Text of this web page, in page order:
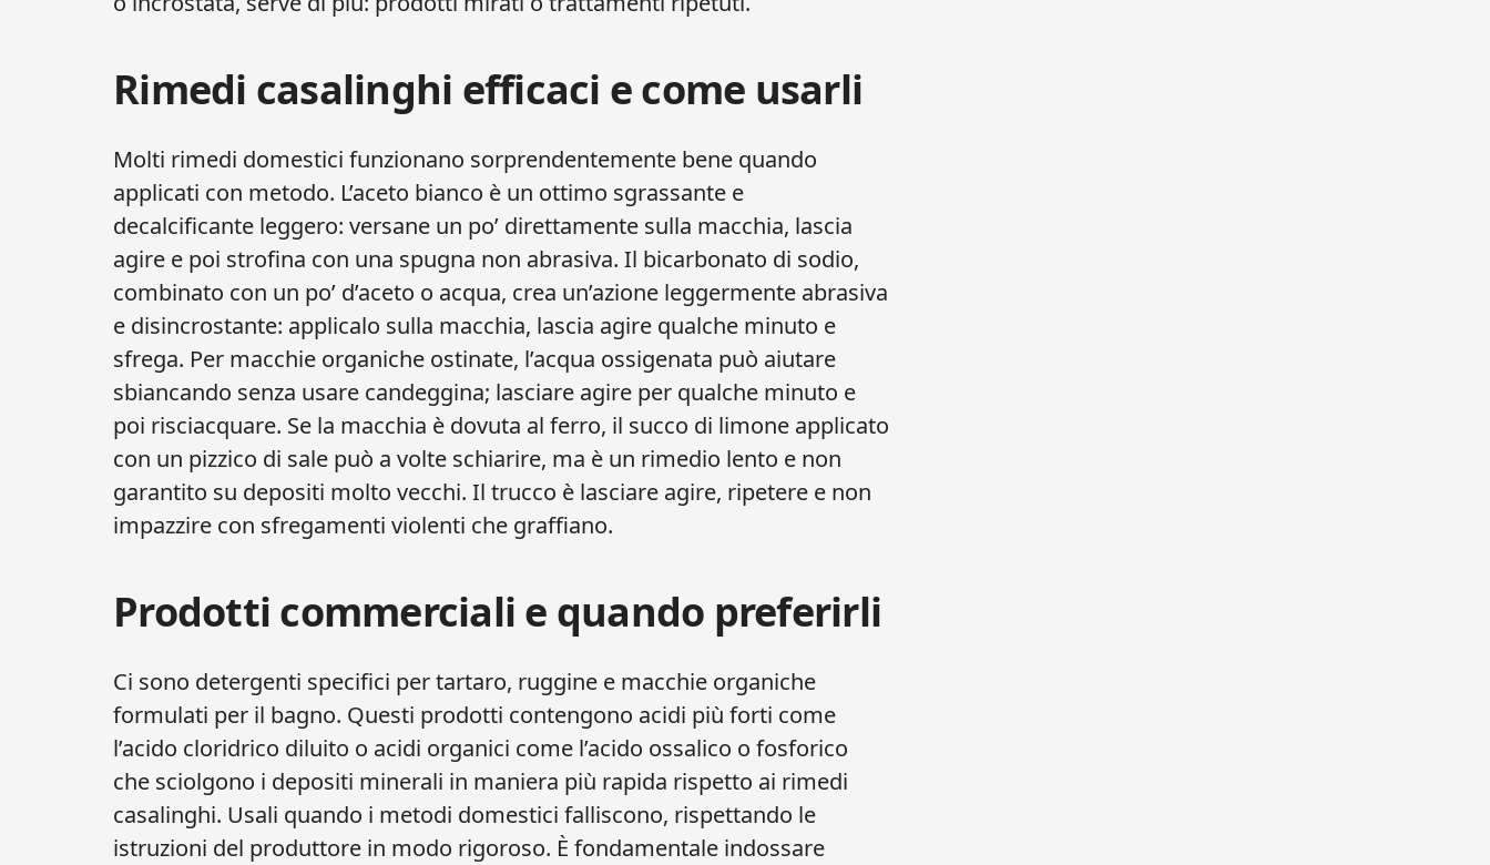
Rimedi casalinghi efficaci e come usarli
Molti rimedi domestici funzionano sorprendentemente bene quando
applicati con metodo. L’aceto bianco è un ottimo sgrassante e
decalcificante leggero: versane un po’ direttamente sulla macchia, lascia
agire e poi strofina con una spugna non abrasiva. Il bicarbonato di sodio,
combinato con un po’ d’aceto o acqua, crea un’azione leggermente abrasiva
e disincrostante: applicalo sulla macchia, lascia agire qualche minuto e
sfrega. Per macchie organiche ostinate, l’acqua ossigenata può aiutare
sbiancando senza usare candeggina; lasciare agire per qualche minuto e
poi risciacquare. Se la macchia è dovuta al ferro, il succo di limone applicato
con un pizzico di sale può a volte schiarire, ma è un rimedio lento e non
garantito su depositi molto vecchi. Il trucco è lasciare agire, ripetere e non
impazzire con sfregamenti violenti che graffiano.
Prodotti commerciali e quando preferirli
Ci sono detergenti specifici per tartaro, ruggine e macchie organiche
formulati per il bagno. Questi prodotti contengono acidi più forti come
l’acido cloridrico diluito o acidi organici come l’acido ossalico o fosforico
che sciolgono i depositi minerali in maniera più rapida rispetto ai rimedi
casalinghi. Usali quando i metodi domestici falliscono, rispettando le
istruzioni del produttore in modo rigoroso. È fondamentale indossare